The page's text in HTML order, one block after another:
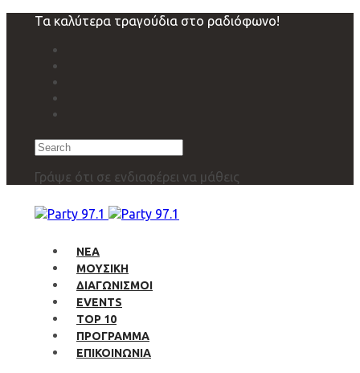
navigation
Τα καλύτερα τραγούδια στο ραδιόφωνο!
Search
Γράψε ότι σε ενδιαφέρει να μάθεις
ΝΕΑ
ΜΟΥΣΙΚΗ
ΔΙΑΓΩΝΙΣΜΟΙ
EVENTS
TOP 10
ΠΡΟΓΡΑΜΜΑ
ΕΠΙΚΟΙΝΩΝΙΑ